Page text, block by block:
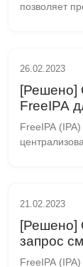
позволяет
26.02.2023
[Решено]
FreeIPA
сроком
FreeIPA
21.02.2023
[Решено]
запрос
FreeIPA